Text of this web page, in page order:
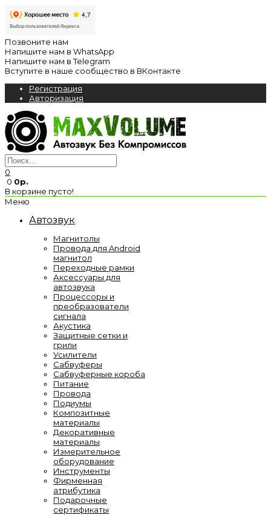
Позвоните нам
Напишите нам в WhatsApp
Напишите нам в Telegram
Вступите в наше сообщество в ВКонтакте
Регистрация
Авторизация
0
0 0р.
В корзине пусто!
Меню
Автозвук
Магнитолы
Провода для Android
магнитол
Переходные рамки
Аксессуары для
автозвука
Процессоры и
преобразователи
сигнала
Акустика
Защитные сетки и
грили
Усилители
Сабвуферы
Сабвуферные короба
Питание
Провода
Подиумы
Композитные
материалы
Декоративные
материалы
Измерительное
оборудование
Инструменты
Фирменная
атрибутика
Подарочные
сертификаты